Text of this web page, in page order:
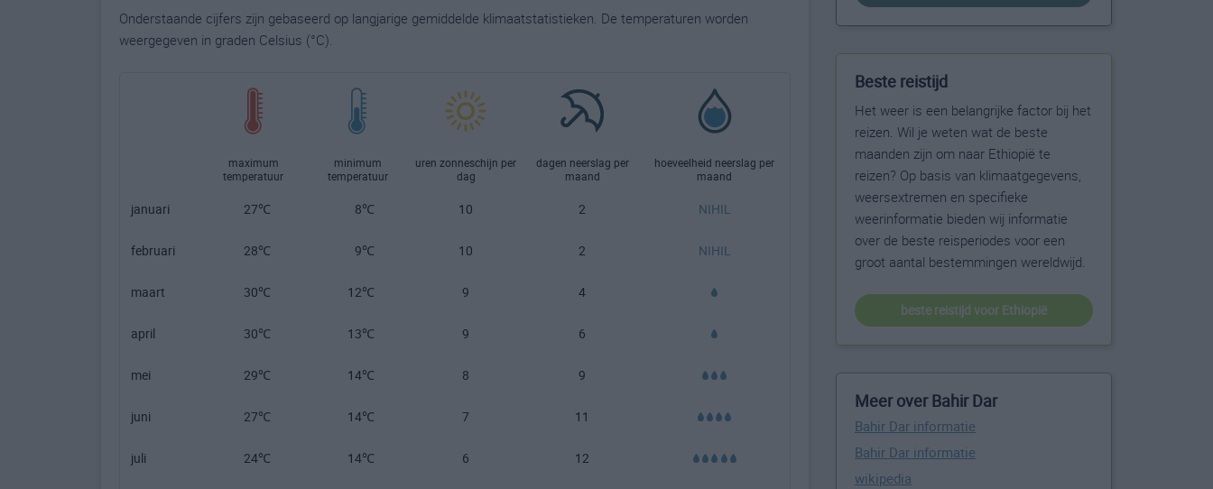
Onderstaande cijfers zijn gebaseerd op langjarige gemiddelde klimaatstatistieken. De temperaturen worden
weergegeven in graden Celsius (°C).
maximum
temperatuur
minimum
temperatuur
uren zonneschijn per
dag
dagen neerslag per
maand
hoeveelheid neerslag per
maand
januari 27℃ 8℃ 10 2 NIHIL
februari 28℃ 9℃ 10 2 NIHIL
maart 30℃ 12℃ 9 4
april 30℃ 13℃ 9 6
mei 29℃ 14℃ 8 9
juni 27℃ 14℃ 7 11
juli 24℃ 14℃ 6 12
Beste reistijd
Het weer is een belangrijke factor bij het
reizen. Wil je weten wat de beste
maanden zijn om naar Ethiopië te
reizen? Op basis van klimaatgegevens,
weersextremen en specifieke
weerinformatie bieden wij informatie
over de beste reisperiodes voor een
groot aantal bestemmingen wereldwijd.
beste reistijd voor Ethiopië
Meer over Bahir Dar
Bahir Dar informatie
Bahir Dar informatie
wikipedia